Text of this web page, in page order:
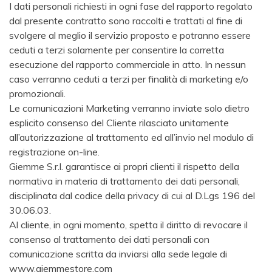
I dati personali richiesti in ogni fase del rapporto regolato
dal presente contratto sono raccolti e trattati al fine di
svolgere al meglio il servizio proposto e potranno essere
ceduti a terzi solamente per consentire la corretta
esecuzione del rapporto commerciale in atto. In nessun
caso verranno ceduti a terzi per finalità di marketing e/o
promozionali.
Le comunicazioni Marketing verranno inviate solo dietro
esplicito consenso del Cliente rilasciato unitamente
all’autorizzazione al trattamento ed all’invio nel modulo di
registrazione on-line.
Giemme S.r.l. garantisce ai propri clienti il rispetto della
normativa in materia di trattamento dei dati personali,
disciplinata dal codice della privacy di cui al D.Lgs 196 del
30.06.03.
Al cliente, in ogni momento, spetta il diritto di revocare il
consenso al trattamento dei dati personali con
comunicazione scritta da inviarsi alla sede legale di
www.giemmestore.com